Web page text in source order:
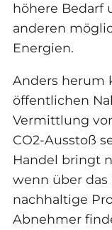
höhere Bedarf
anderen
Energien.
Anders herum
öffentlichen
Vermittlung
CO2-Ausstoß
Handel bringt
wenn über
nachhaltige
Abnehmer